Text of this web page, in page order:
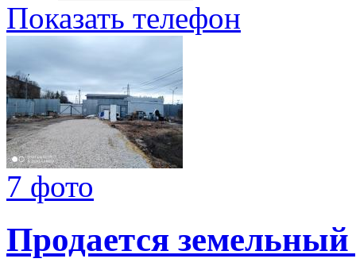
Показать телефон
7 фото
Продается земельный